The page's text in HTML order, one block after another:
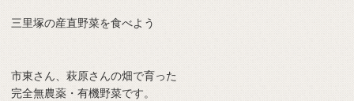
三里塚の産直野菜を食べよう
市東さん、萩原さんの畑で育った
完全無農薬・有機野菜です。